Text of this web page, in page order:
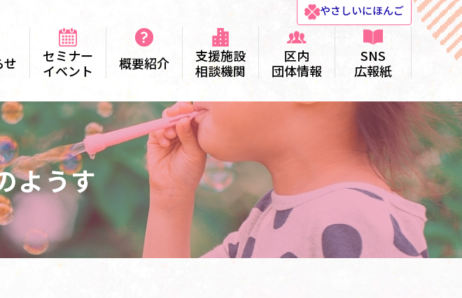
やさしいにほんご
せ
セミナー
イベント
概要紹介
支援施設
相談機関
区内
団体情報
SNS
広報紙
ようす